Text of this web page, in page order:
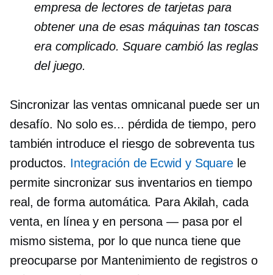
empresa de lectores de tarjetas para
obtener una de esas máquinas tan toscas
era complicado. Square cambió las reglas
del juego.
Sincronizar las ventas omnicanal puede ser un
desafío. No solo es... pérdida de tiempo, pero
también introduce el riesgo de sobreventatus
productos. Integración de Ecwid y Square le
permite sincronizar sus inventarios en tiempo
real, de forma automática. Para Akilah, cada
venta, en línea yen persona— pasa por el
mismo sistema, por lo que nunca tiene que
preocuparse por Mantenimiento de registroso